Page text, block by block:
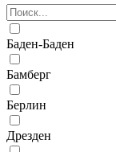
Баден-Баден
Бамберг
Берлин
Дрезден